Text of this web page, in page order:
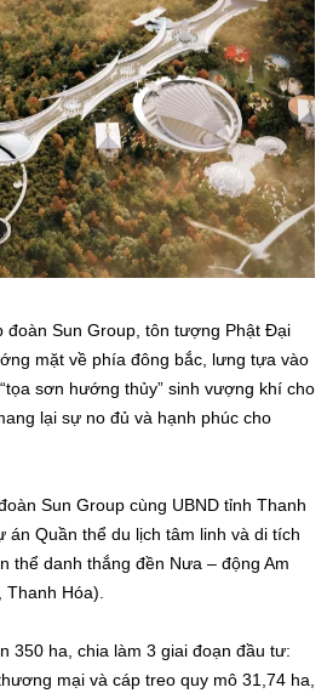
đoàn Sun Group, tôn tượng Phật Đại
mặt về phía đông bắc, lưng tựa vào
sơn hướng thủy” sinh vượng khí cho
lại sự no đủ và hạnh phúc cho
Sun Group cùng UBND tỉnh Thanh
án Quần thể du lịch tâm linh và di tích
thể danh thắng đền Nưa – động Am
Thanh Hóa).
350 ha, chia làm 3 giai đoạn đầu tư:
mại và cáp treo quy mô 31,74 ha,